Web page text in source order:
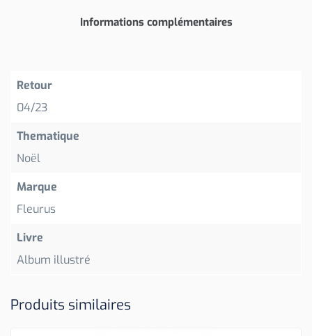
Informations complémentaires
Retour
04/23
Thematique
Noël
Marque
Fleurus
Livre
Album illustré
Produits similaires